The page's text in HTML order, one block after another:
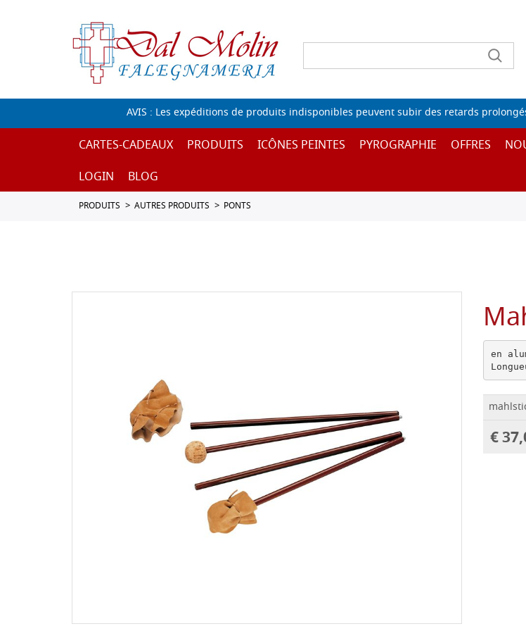
Liste de
AVIS : Les expéditions de produits indisponibles peuvent subir des retards
CARTES-CADEAUX PRODUITS ICÔNES PEINTES PYROGRAPHIE OFFRES
LOGIN
BLOG
PRODUITS AUTRES PRODUITS PONTS
en
€